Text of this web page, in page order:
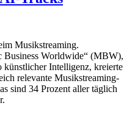
Musikstreaming.
Business Worldwide“ (MBW),
künstlicher Intelligenz, kreierte
relevante Musikstreaming-
sind 34 Prozent aller täglich